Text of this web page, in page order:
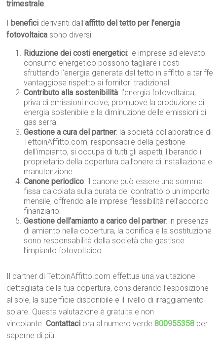
trimestrale.
benefici derivanti dall’affitto del tetto per l’energia
fotovoltaica sono diversi:
Riduzione dei costi energetici: le imprese ad elevato
consumo energetico possono tagliare i costi
sfruttando l’energia generata dal tetto in affitto a tariffe
vantaggiose rispetto ai fornitori tradizionali.
Contributo alla sostenibilità: l’energia fotovoltaica,
priva di emissioni nocive, promuove la produzione di
energia sostenibile e la diminuzione delle emissioni di
gas serra.
Gestione a cura del partner: la società collaboratrice di
TettoinAffitto.com, responsabile della gestione
dell’impianto, si occupa di tutti gli aspetti, liberando il
proprietario della copertura dall’onere di installazione e
manutenzione.
Canone periodico: il canone può essere una somma
fissa calcolata sulla durata del contratto o un importo
mensile, offrendo alle imprese flessibilità nell’accordo
finanziario.
Gestione dell’amianto a carico del partner: in presenza
di amianto nella copertura, la bonifica e la sostituzione
sono responsabilità della società che gestisce
l’impianto fotovoltaico.
Il partner di TettoinAffitto.com effettua una valutazione
dettagliata della tua copertura, considerando l’esposizione
al sole, la superficie disponibile e il livello di irraggiamento
solare. Questa valutazione è gratuita e non
vincolante.Contattaci ora al numero verde800955358 per
saperne di più!